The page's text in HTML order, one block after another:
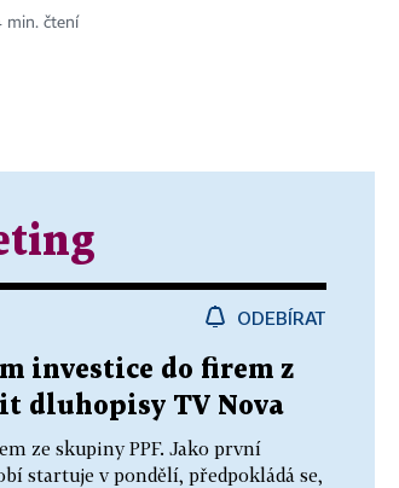
min. čtení
ODEBÍRAT
investice do firem z
dluhopisy TV Nova
ze skupiny PPF. Jako první
startuje v pondělí, předpokládá se,